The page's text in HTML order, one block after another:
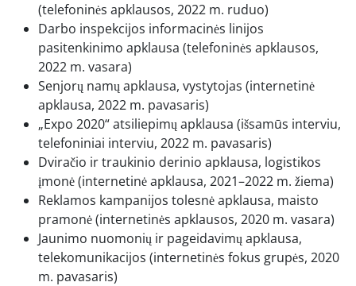
(telefoninės apklausos, 2022 m. ruduo)
Darbo inspekcijos informacinės linijos
pasitenkinimo apklausa (telefoninės apklausos,
2022 m. vasara)
Senjorų namų apklausa, vystytojas (internetinė
apklausa, 2022 m. pavasaris)
„Expo 2020“ atsiliepimų apklausa (išsamūs interviu,
telefoniniai interviu, 2022 m. pavasaris)
Dviračio ir traukinio derinio apklausa, logistikos
įmonė (internetinė apklausa, 2021–2022 m. žiema)
Reklamos kampanijos tolesnė apklausa, maisto
pramonė (internetinės apklausos, 2020 m. vasara)
Jaunimo nuomonių ir pageidavimų apklausa,
telekomunikacijos (internetinės fokus grupės, 2020
m. pavasaris)